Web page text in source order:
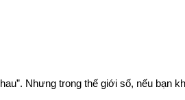
Nhưng trong thế giới số, nếu bạn